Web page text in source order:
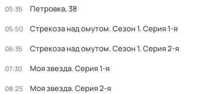
05:35 Петровка, 38
05:50 Стрекоза над омутом. Сезон 1. Серия 1-я
06:35 Стрекоза над омутом. Сезон 1. Серия 2-я
07:30 Моя звезда. Серия 1-я
08:25 Моя звезда. Серия 2-я